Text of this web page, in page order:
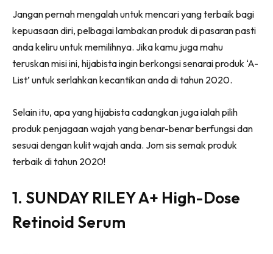
Jangan pernah mengalah untuk mencari yang terbaik bagi
kepuasaan diri, pelbagai lambakan produk di pasaran pasti
anda keliru untuk memilihnya. Jika kamu juga mahu
teruskan misi ini, hijabista ingin berkongsi senarai produk ‘A-
List’ untuk serlahkan kecantikan anda di tahun 2020.
Selain itu, apa yang hijabista cadangkan juga ialah pilih
produk penjagaan wajah yang benar-benar berfungsi dan
sesuai dengan kulit wajah anda. Jom sis semak produk
terbaik di tahun 2020!
1. SUNDAY RILEY A+ High-Dose
Retinoid Serum